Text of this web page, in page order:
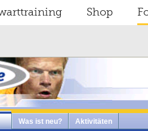
Shop
Was ist neu? Aktivitäten